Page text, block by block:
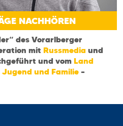
NACHHÖREN
des Vorarlberger
mit Russmedia und
und vom Land
und Familie –